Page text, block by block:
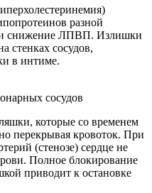
разной
снижение ЛПВП. Излишки
стенках сосудов,
в интиме.
сосудов
которые со временем
перекрывая кровоток. При
(стенозе) сердце не
Полное блокирование
приводит к остановке